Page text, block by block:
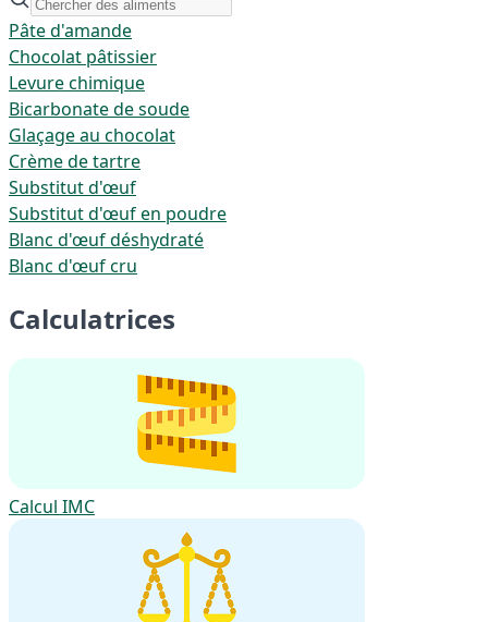
Pâte d'amande
Chocolat pâtissier
Levure chimique
Bicarbonate de soude
Glaçage au chocolat
Crème de tartre
Substitut d'œuf
Substitut d'œuf en poudre
Blanc d'œuf déshydraté
Blanc d'œuf cru
Calculatrices
Calcul IMC